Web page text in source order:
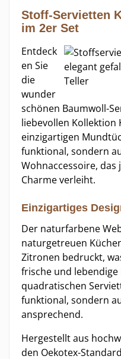
Stoff-Servietten
im 2er Set
Entdeck
en Sie
die
wunder
schönen Baumwoll-
liebevollen Kollektion
einzigartigen
funktional, sondern
Wohnaccessoire,
Charme verleiht.
Einzigartiges
Der naturfarbene
naturgetreuen
Zitronen bedruckt,
frische und
quadratischen
funktional, sondern
ansprechend.
Hergestellt aus
den Oekotex-